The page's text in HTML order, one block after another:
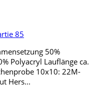
85
50%
Polyacryl Lauflänge ca.
10x10: 22M-
Hers...